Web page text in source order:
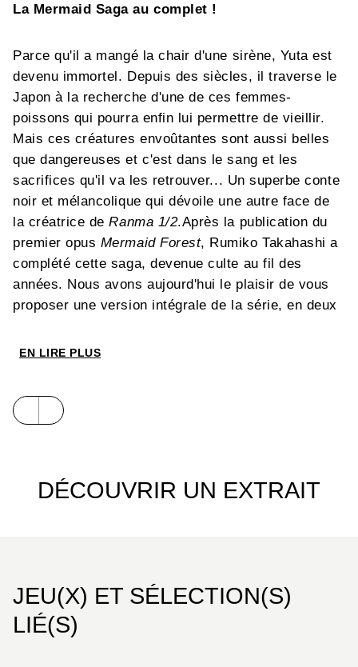
La Mermaid Saga au complet !
Parce qu'il a mangé la chair d'une sirène, Yuta est
devenu immortel. Depuis des siècles, il traverse le
Japon à la recherche d'une de ces femmes-
poissons qui pourra enfin lui permettre de vieillir.
Mais ces créatures envoûtantes sont aussi belles
que dangereuses et c'est dans le sang et les
sacrifices qu'il va les retrouver... Un superbe conte
noir et mélancolique qui dévoile une autre face de
la créatrice deRanma 1/2.Après la publication du
premier opus Mermaid Forest, Rumiko Takahashi a
complété cette saga, devenue culte au fil des
années. Nous avons aujourd'hui le plaisir de vous
proposer une version intégrale de la série, en deux
EN LIRE PLUS
DÉCOUVRIR UN EXTRAIT
JEU(X) ET SÉLECTION(S)
LIÉ(S)